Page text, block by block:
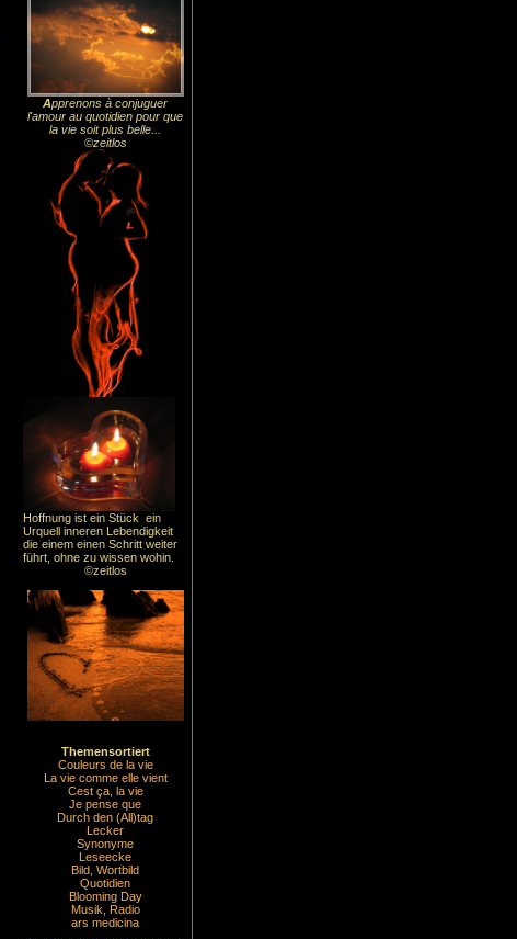
Apprenons à conjuguer
l'amour au quotidien pour que
la vie soit plus belle...
©zeitlos
Hoffnung ist ein Stück ein
Urquell inneren Lebendigkeit
die einem einen Schritt weiter
führt, ohne zu wissen wohin.
©zeitlos
Themensortiert
Couleurs de la vie
La vie comme elle vient
Cest ça, la vie
Je pense que
Durch den (All)tag
Lecker
Synonyme
Leseecke
Bild, Wortbild
Quotidien
Blooming Day
Musik, Radio
ars medicina